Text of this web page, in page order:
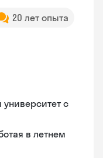
20 лет опыта
с
в летнем